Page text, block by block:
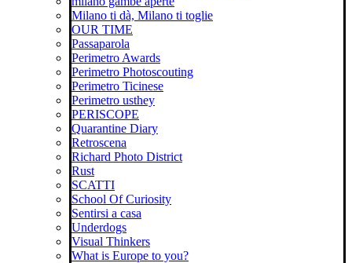
Milano ti dà, Milano ti toglie
OUR TIME
Passaparola
Perimetro Awards
Perimetro Photoscouting
Perimetro Ticinese
Perimetro usthey
PERISCOPE
Quarantine Diary
Retroscena
Richard Photo District
Rust
SCATTI
School Of Curiosity
Sentirsi a casa
Underdogs
Visual Thinkers
What is Europe to you?